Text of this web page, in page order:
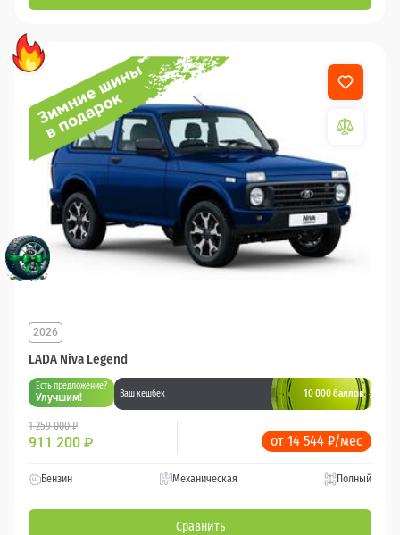
LADA Niva Legend
2026
Есть предложение?
Улучшим! Ваш кешбек 10 000 баллов
1 259 000 ₽
911 200 ₽ от 14 544 ₽/мес
Бензин Механическая Полный
Сравнить